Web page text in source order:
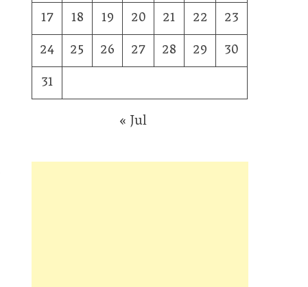
17
18 19 20 21 22
23
24
25 26 27 28 29
30
31
« Jul